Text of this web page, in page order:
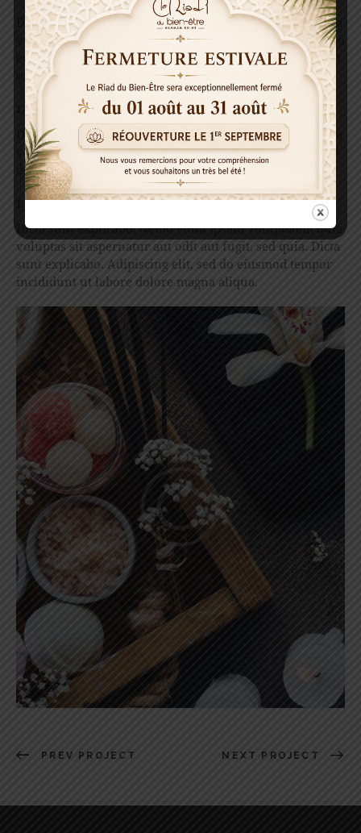
Dicta sunt explicabo. Nemo enim ipsam voluptatem quia
voluptas sit aspernatur aut odit aut fugit, sed quia. Nemo
enim ipsam voluptatem quia voluptas sit aspernatur aut
odit aut fugit, sed quia.
1/1 NATURAL PRODUCTS
Dicta sunt explicabo. Nemo enim ipsam voluptatem quia
voluptas sit aspernatur aut odit aut fugit, sed dolore sed
do magna quia.
1/2 EXCLUSIVE CARE
Dicta sunt explicabo. Nemo enim ipsam voluptatem quia
voluptas sit aspernatur aut odit aut fugit, sed quia. Dicta
sunt explicabo. Adipiscing elit, sed do eiusmod tempor
incididunt ut labore dolore magna aliqua.
PREV PROJECT NEXT PROJECT